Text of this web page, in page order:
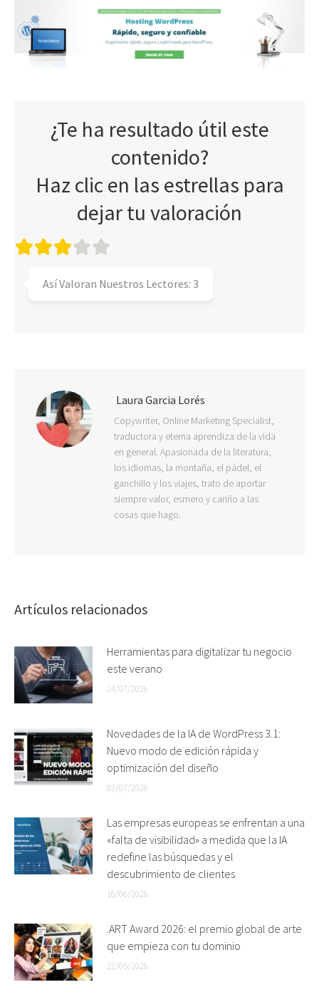
¿Te ha resultado útil este
contenido?
Haz clic en las estrellas para
dejar tu valoración
Así Valoran Nuestros Lectores: 3
Laura Garcia Lorés
Copywriter, Online Marketing Specialist,
traductora y eterna aprendiza de la vida
en general. Apasionada de la literatura,
los idiomas, la montaña, el pádel, el
ganchillo y los viajes, trato de aportar
siempre valor, esmero y cariño a las
cosas que hago.
Artículos relacionados
Herramientas para digitalizar tu negocio
este verano
24/07/2026
Novedades de la IA de WordPress 3.1:
Nuevo modo de edición rápida y
optimización del diseño
03/07/2026
Las empresas europeas se enfrentan a una
«falta de visibilidad» a medida que la IA
redefine las búsquedas y el
descubrimiento de clientes
16/06/2026
.ART Award 2026: el premio global de arte
que empieza con tu dominio
22/05/2026